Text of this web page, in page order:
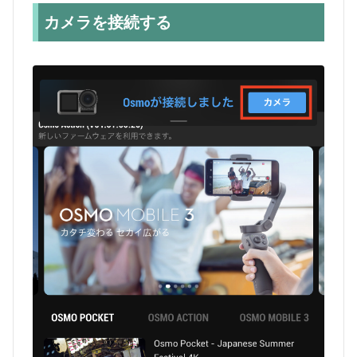
カメラを接続する